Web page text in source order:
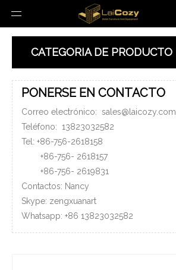
CATEGORIA DE PRODUCTO
PONERSE EN CONTACTO
Correo electrónico: sales@laicozy.com
Teléfono: 13823032582
Tel: +86-756-2618158
+86-756- 2618157
+86-756- 2619831
Contactos: Nancy
Skype: zengxuanart
Whatsapp: +86 13823032582